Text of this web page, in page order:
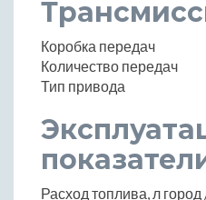
Коробка передач
Количество передач
Тип привода
Расход топлива, л город